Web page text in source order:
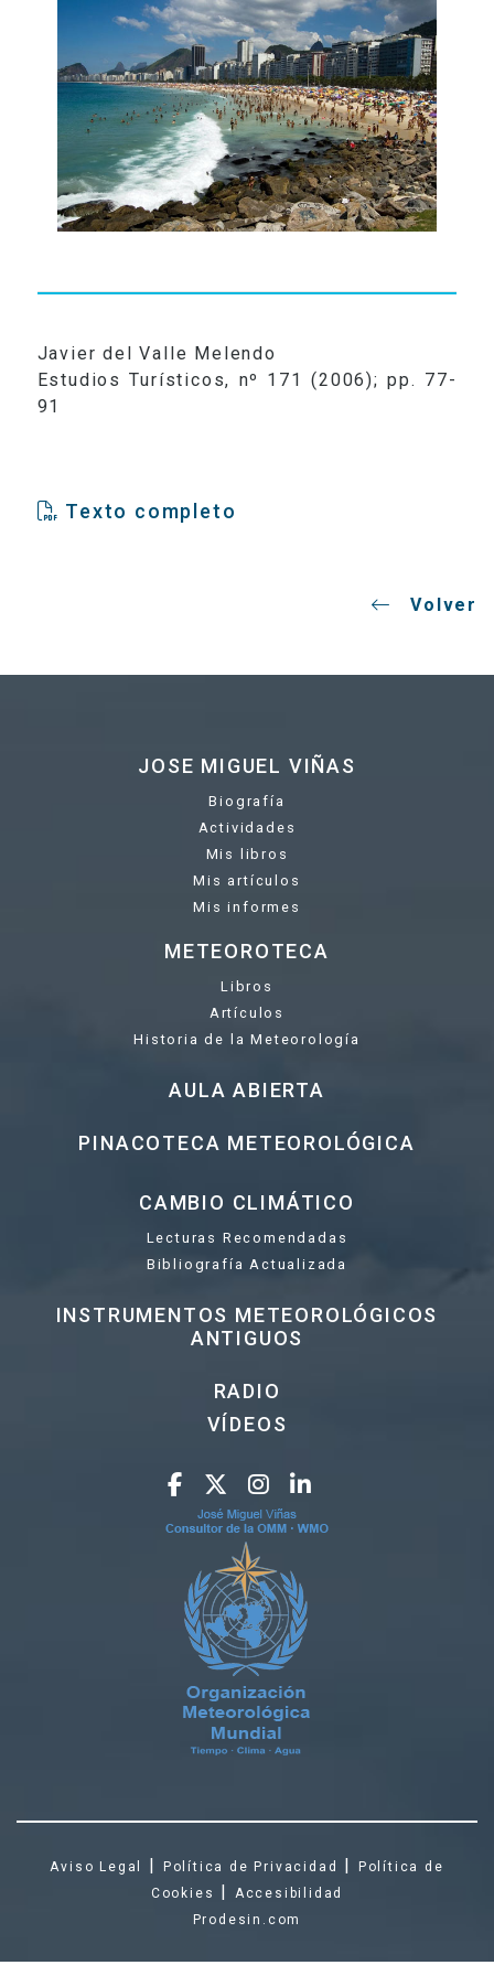
VIDEOS
CONTACTO
Javier del Valle Melendo
Estudios Turísticos, nº 171 (2006); pp. 77-
91
Texto completo
Volver
JOSE MIGUEL VIÑAS
Biografía
Actividades
Mis libros
Mis artículos
Mis informes
METEOROTECA
Libros
Artículos
Historia de la Meteorología
AULA ABIERTA
PINACOTECA METEOROLÓGICA
CAMBIO CLIMÁTICO
Lecturas Recomendadas
Bibliografía Actualizada
INSTRUMENTOS METEOROLÓGICOS
ANTIGUOS
RADIO
VÍDEOS
Aviso Legal Política de Privacidad
Política de
Cookies
Accesibilidad
Prodesin.com